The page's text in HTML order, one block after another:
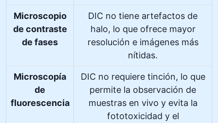
Microscopio
de contraste
de fases
DIC no tiene artefactos de
halo, lo que ofrece mayor
resolución e imágenes más
nítidas.
Microscopía
de
fluorescencia
DIC no requiere tinción, lo que
permite la observación de
muestras en vivo y evita la
fototoxicidad y el